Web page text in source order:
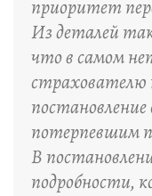
приоритет
Из деталей
что в самом
страхователю
постановление
потерпевшим
В
подробности,